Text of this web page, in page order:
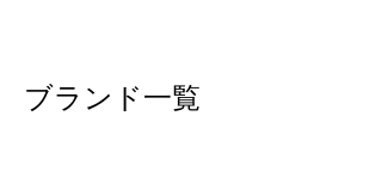
ブランド一覧